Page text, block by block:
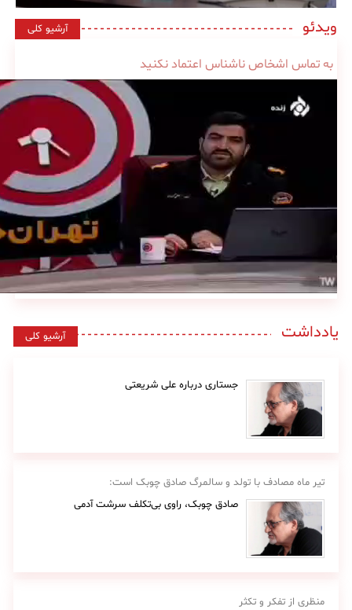
ویدئو آرشیو کلی
به تماس اشخاص ناشناس اعتماد نکنید
یادداشت آرشیو کلی
جستاری درباره علی شریعتی
تیر ماه مصادف با تولد و سالمرگ صادق چوبک است:
صادق چوبک، راوی بی‌تکلف سرشت آدمی
منظری از تفکر و تکثر